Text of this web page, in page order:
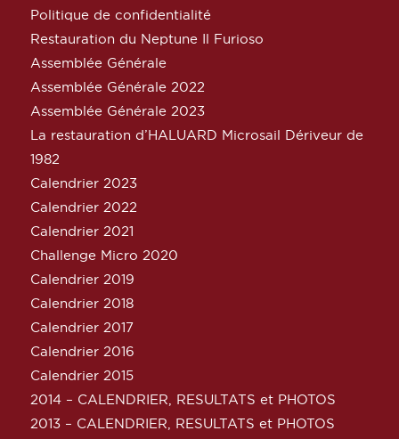
Politique de confidentialité
Restauration du Neptune Il Furioso
Assemblée Générale
Assemblée Générale 2022
Assemblée Générale 2023
La restauration d’HALUARD Microsail Dériveur de
1982
Calendrier 2023
Calendrier 2022
Calendrier 2021
Challenge Micro 2020
Calendrier 2019
Calendrier 2018
Calendrier 2017
Calendrier 2016
Calendrier 2015
2014 – CALENDRIER, RESULTATS et PHOTOS
2013 – CALENDRIER, RESULTATS et PHOTOS